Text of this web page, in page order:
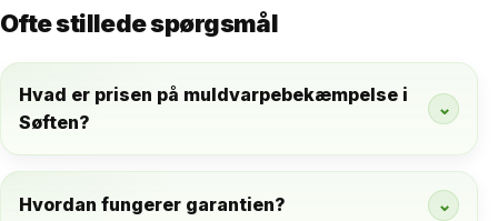
Ofte stillede spørgsmål
Hvad er prisen på muldvarpebekæmpelse i
Søften?
⌄
Hvordan fungerer garantien? ⌄